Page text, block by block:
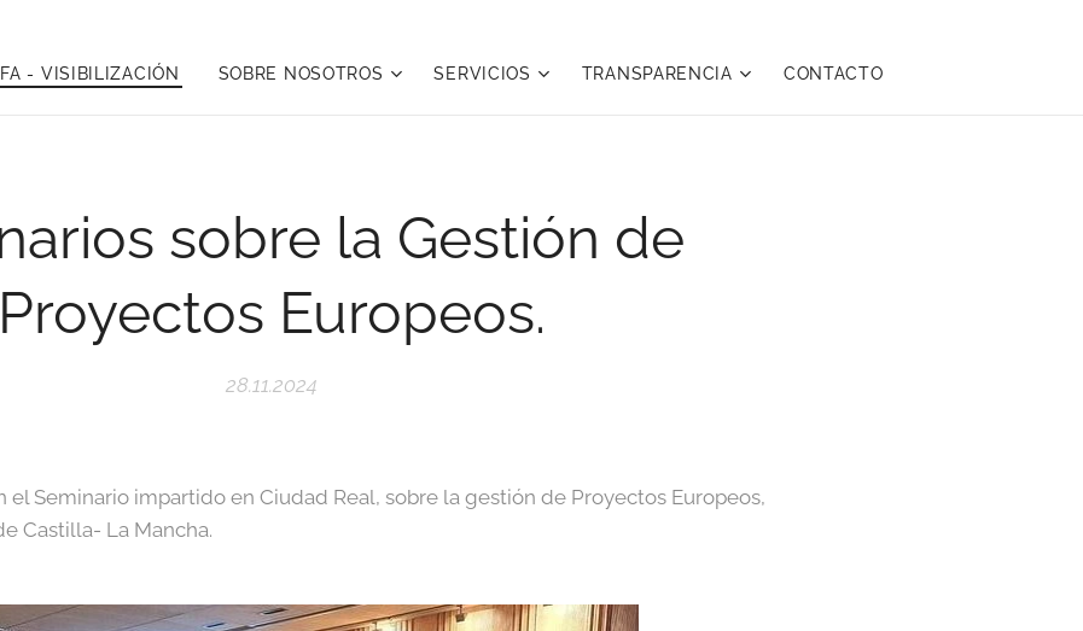
- VISIBILIZACIÓN SOBRE NOSOTROS SERVICIOS TRANSPARENCIA CONTACTO
sobre la Gestión de
Proyectos Europeos.
28.11.2024
el Seminario impartido en Ciudad Real, sobre la gestión de Proyectos Europeos,
Castilla- La Mancha.